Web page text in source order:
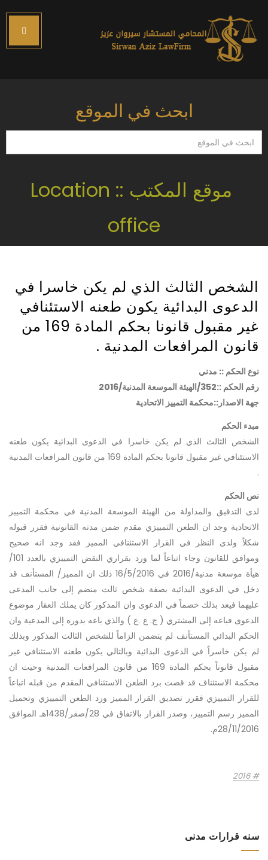
ابحث في الموقع
ابحث
في
موقع المكتب :: Location
office
الشخص الثالث الذي لم يكن خاسرا في
الدعوى البدائية يكون طعنه الاستئنافي
غير مقبول قانونا بحكم المادة 169 من
قانون المرافعات المدنية .
نوع الحكم :: مدني
رقم الحكم ::352/الهيئة الموسعة المدنية/2016
جهة الاصدار::محكمة التمييز الاتحادية
مبدء الحكم
الشخص الثالث الذي لم يكن خاسرا في الدعوى البدائية يكون طعنه
الاستئنافي غير مقبول قانونا بحكم المادة 169 من قانون المرافعات المدنية
.
نص الحكم
لدى التدقيق والمداولة من الهيئة الموسعة المدنية في محكمة التمييز
الاتحادية وجد ان الطعن التمييزي مقدم ضمن مدته القانونية فقرر قبوله
شكلاً ولدى النظر في القرار الاستئنافي المميز فقد وجد انه صحيح
وموافق للقانون وجاء اتباعاً لما ورد بقراري النقض التمييزي بالعدد 101/
هيأة موسعة مدنية/2016 في 16/5/2016 ذلك ان المميز/ المستأنف قد
دخل في الدعوى البدائية بصفة شخص ثالث منضم إلى جانب المدعى
عليهما فيعد بذلك خصماً في الدعوى وان المذكور كان يملك العقار موضوع
الدعوى فباعه إلى المشتري ( ج. ع .ع ) والذي باعه بدوره إلى المدعية وان
الحكم البدائي المستأنف لم يتضمن الزاماً للشخص الثالث المذكور وبذلك
لم يكن خاسراً في الدعوى البدائية وبالتالي يكون طعنه الاستئنافي غير
مقبول قانوناً بحكم المادة 169 من قانون المرافعات المدنية وحيث ان
محكمة الاستئناف قد قضت برد الطعن الاستئنافي المقدم من قبله اتباعاً
للقرار التمييزي فقرر تصديق القرار المميز ورد الطعن التمييزي وتحميل
المميز رسم التمييز، وصدر القرار بالاتفاق في 28/صفر/1438هـ الموافق
28/11/2016م.
2016
سنە قرارات مدنی